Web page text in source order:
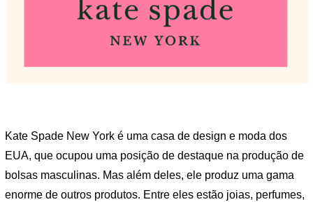
Kate Spade New York é uma casa de design e moda dos
EUA, que ocupou uma posição de destaque na produção de
bolsas masculinas. Mas além deles, ele produz uma gama
enorme de outros produtos. Entre eles estão joias, perfumes,